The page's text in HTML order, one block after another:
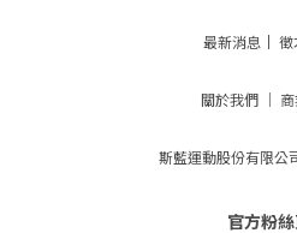
最新消息 徵
關於我們
斯藍運動股份有限公
官方粉絲